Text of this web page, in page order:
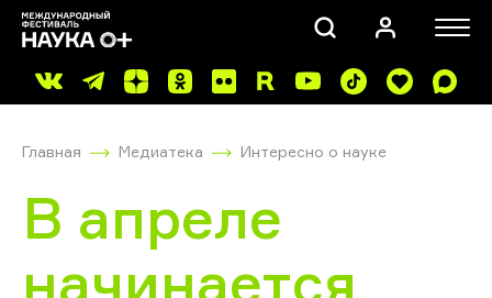
ПОИСК
Главная Медиатека Интересно о науке
В апреле
начинается